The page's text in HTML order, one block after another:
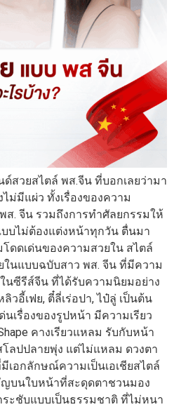
ด์สวยสไตล์ พส.จีน ที่บอกเลยว่ามา
ม่มีแผ่ว ทั้งเรื่องของความ
ส. จีน รวมถึงการทำศัลยกรรมให้
บไม่ต้องแต่งหน้าทุกวัน ตื่นมา
ดดเด่นของความสวยใน สไตล์
ในแบบฉบับสาว พส. จีน ที่มีความ
นซีรีส์จีน ที่ได้รับความนิยมอย่าง
วอี้เฟย, ตี๋ลี่เร่อปา, ไป๋ลู่ เป็นต้น
เรื่องของรูปหน้า มีความเรียว
คางเรียวแหลม รับกับหน้า
ลปปลายพุ่ง แต่ไม่แหลม ดวงตา
อกลักษณ์ความเป็นเอเชียสไตล์
บนใบหน้าที่สะดุดตาชวนมอง
ะชับแบบเป็นธรรมชาติ ที่ไม่หนา